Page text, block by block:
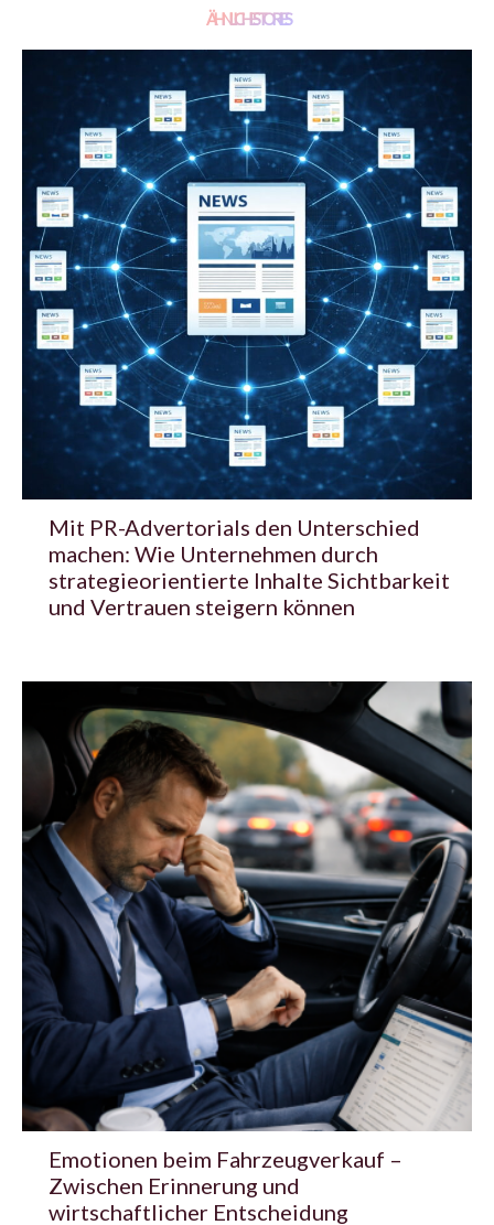
ÄHNLICHE STORIES
Mit PR-Advertorials den Unterschied
machen: Wie Unternehmen durch
strategieorientierte Inhalte Sichtbarkeit
und Vertrauen steigern können
Emotionen beim Fahrzeugverkauf –
Zwischen Erinnerung und
wirtschaftlicher Entscheidung